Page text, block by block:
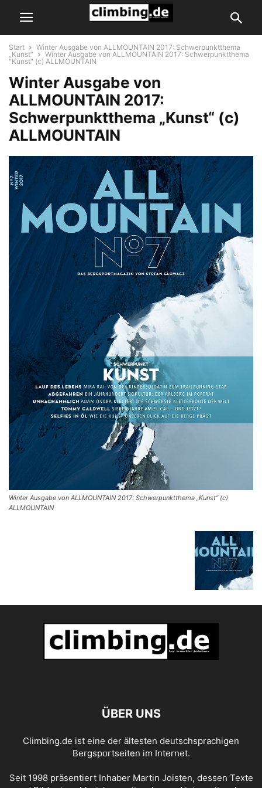
Start
Winter Ausgabe von ALLMOUNTAIN 2017: Schwerpunktthema
„Kunst“
Winter Ausgabe von ALLMOUNTAIN 2017: Schwerpunktthema
"Kunst" (c) ALLMOUNTAIN
Winter Ausgabe von
ALLMOUNTAIN 2017:
Schwerpunktthema „Kunst“ (c)
ALLMOUNTAIN
Winter Ausgabe von ALLMOUNTAIN 2017: Schwerpunktthema „Kunst“ (c)
ALLMOUNTAIN
ÜBER UNS
Climbing.de ist eine der ältesten deutschsprachigen
Bergsportseiten im Internet.
Seit 1998 präsentiert Inhaber Martin Joisten, dessen Texte